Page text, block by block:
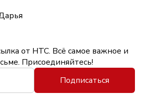
от НТС. Всё самое важное и
Присоединяйтесь!
Подписаться